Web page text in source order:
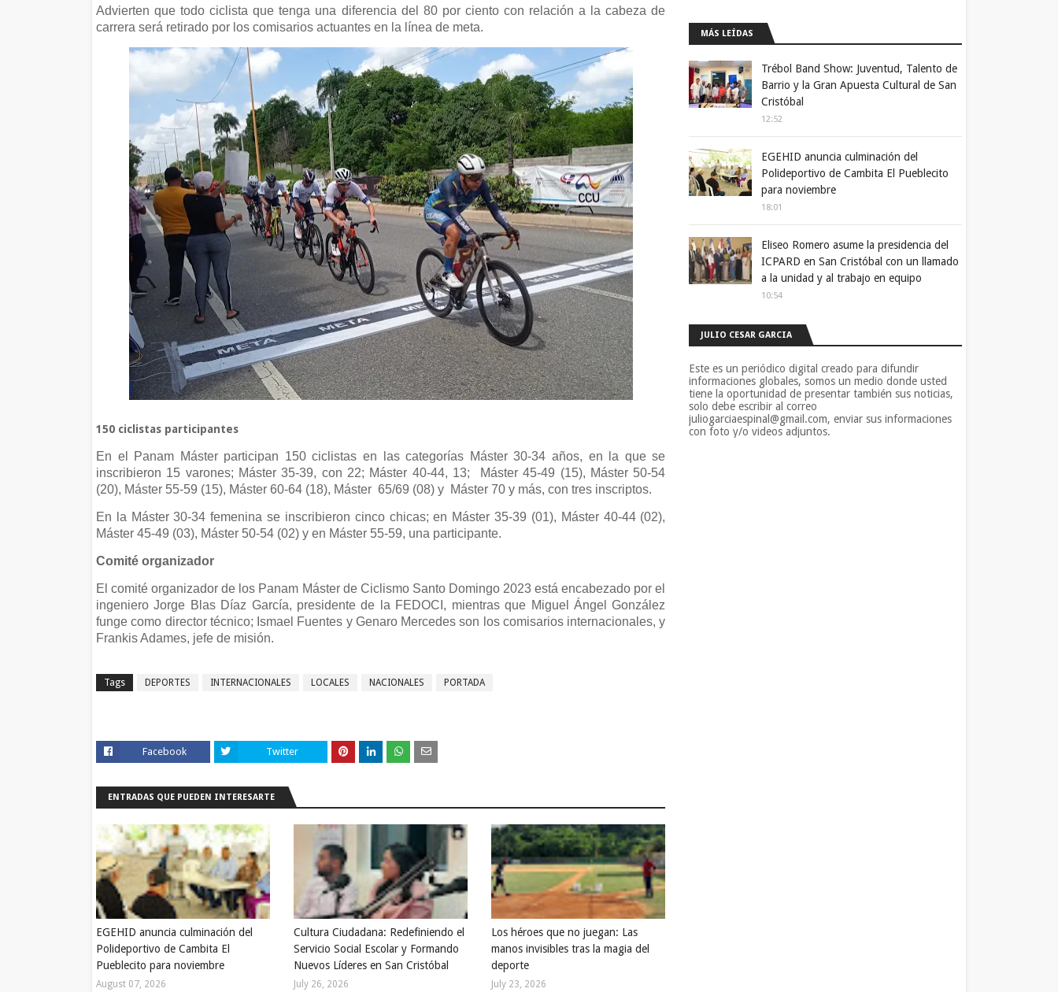
Advierten que todo ciclista que tenga una diferencia del 80 por ciento con relación a la cabeza de
carrera será retirado por los comisarios actuantes en la línea de meta.
150 ciclistas participantes
En el Panam Máster participan 150 ciclistas en las categorías Máster 30-34 años, en la que se
inscribieron 15 varones; Máster 35-39, con 22; Máster 40-44, 13;
Máster 45-49 (15), Máster 50-54
(20), Máster 55-59 (15), Máster 60-64 (18), Máster 65/69 (08) y Máster 70 y más, con tres inscriptos.
En la Máster 30-34 femenina se inscribieron cinco chicas; en Máster 35-39 (01), Máster 40-44 (02),
Máster 45-49 (03), Máster 50-54 (02) y en Máster 55-59, una participante.
Comité organizador
El comité organizador de los Panam Máster de Ciclismo Santo Domingo 2023 está encabezado por el
ingeniero Jorge Blas Díaz García, presidente de la FEDOCI, mientras que Miguel Ángel González
funge como director técnico; Ismael Fuentes y Genaro Mercedes son los comisarios internacionales, y
Frankis Adames, jefe de misión.
Tags DEPORTES INTERNACIONALES LOCALES NACIONALES PORTADA
Facebook Twitter
ENTRADAS QUE PUEDEN INTERESARTE
EGEHID anuncia culminación del
Polideportivo de Cambita El
Pueblecito para noviembre
August 07, 2026
Cultura Ciudadana: Redefiniendo el
Servicio Social Escolar y Formando
Nuevos Líderes en San Cristóbal
July 26, 2026
Los héroes que no juegan: Las
manos invisibles tras la magia del
deporte
July 23, 2026
MÁS LEÍDAS
Trébol Band Show: Juventud, Talento de
Barrio y la Gran Apuesta Cultural de San
Cristóbal
12:52
EGEHID anuncia culminación del
Polideportivo de Cambita El Pueblecito
para noviembre
18:01
Eliseo Romero asume la presidencia del
ICPARD en San Cristóbal con un llamado
a la unidad y al trabajo en equipo
10:54
JULIO CESAR GARCIA
Este es un periódico digital creado para difundir
informaciones globales, somos un medio donde usted
tiene la oportunidad de presentar también sus noticias,
solo debe escribir al correo
juliogarciaespinal@gmail.com, enviar sus informaciones
con foto y/o videos adjuntos.